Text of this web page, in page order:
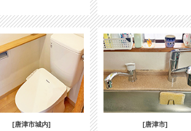
[唐津市城内]
[唐津市]